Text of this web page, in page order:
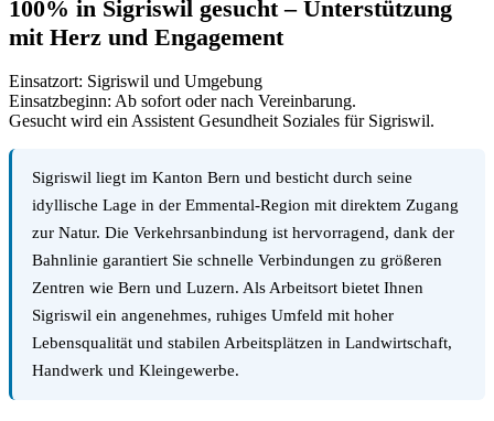
100% in Sigriswil gesucht – Unterstützung
mit Herz und Engagement
Einsatzort: Sigriswil und Umgebung
Einsatzbeginn: Ab sofort oder nach Vereinbarung.
Gesucht wird ein Assistent Gesundheit Soziales für Sigriswil.
Sigriswil liegt im Kanton Bern und besticht durch seine
idyllische Lage in der Emmental-Region mit direktem Zugang
zur Natur. Die Verkehrsanbindung ist hervorragend, dank der
Bahnlinie garantiert Sie schnelle Verbindungen zu größeren
Zentren wie Bern und Luzern. Als Arbeitsort bietet Ihnen
Sigriswil ein angenehmes, ruhiges Umfeld mit hoher
Lebensqualität und stabilen Arbeitsplätzen in Landwirtschaft,
Handwerk und Kleingewerbe.